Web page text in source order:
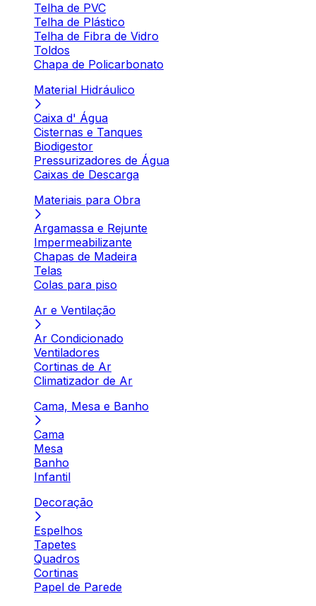
Telha de PVC
Telha de Plástico
Telha de Fibra de Vidro
Toldos
Chapa de Policarbonato
Material Hidráulico
Caixa d' Água
Cisternas e Tanques
Biodigestor
Pressurizadores de Água
Caixas de Descarga
Materiais para Obra
Argamassa e Rejunte
Impermeabilizante
Chapas de Madeira
Telas
Colas para piso
Ar e Ventilação
Ar Condicionado
Ventiladores
Cortinas de Ar
Climatizador de Ar
Cama, Mesa e Banho
Cama
Mesa
Banho
Infantil
Decoração
Espelhos
Tapetes
Quadros
Cortinas
Papel de Parede